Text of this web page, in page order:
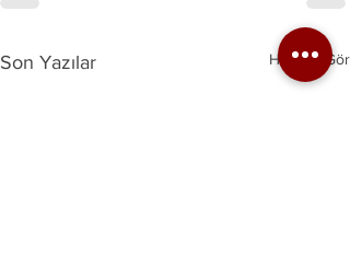
Son Yazılar Hepsini Gör